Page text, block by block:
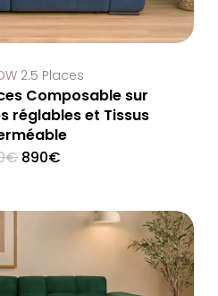
2.5 Places
Composable sur
réglables et Tissus
€Original
890€